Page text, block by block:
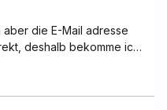
ich jetzt vermutlich
Web.de und weiterhin
Deezer direkt (mit
aktuelle Deezer Family
nutzen zu können,
die E-Mail adresse
deshalb bekomme ich